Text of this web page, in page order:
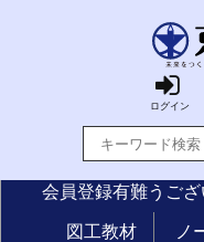
ログイン
会員登録有難うござ
図工教材 ノ